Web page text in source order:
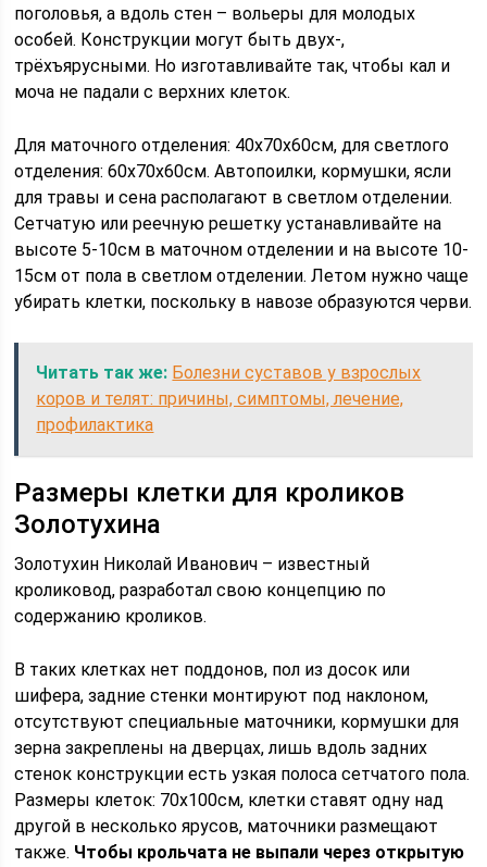
поголовья, а вдоль стен – вольеры для молодых
особей. Конструкции могут быть двух-,
трёхъярусными. Но изготавливайте так, чтобы кал и
моча не падали с верхних клеток.
Для маточного отделения: 40х70х60см, для светлого
отделения: 60х70х60см. Автопоилки, кормушки, ясли
для травы и сена располагают в светлом отделении.
Сетчатую или реечную решетку устанавливайте на
высоте 5-10см в маточном отделении и на высоте 10-
15см от пола в светлом отделении. Летом нужно чаще
убирать клетки, поскольку в навозе образуются черви.
Читать так же: Болезни суставов у взрослых
коров и телят: причины, симптомы, лечение,
профилактика
Размеры клетки для кроликов
Золотухина
Золотухин Николай Иванович – известный
кроликовод, разработал свою концепцию по
содержанию кроликов.
В таких клетках нет поддонов, пол из досок или
шифера, задние стенки монтируют под наклоном,
отсутствуют специальные маточники, кормушки для
зерна закреплены на дверцах, лишь вдоль задних
стенок конструкции есть узкая полоса сетчатого пола.
Размеры клеток: 70х100см, клетки ставят одну над
другой в несколько ярусов, маточники размещают
также. Чтобы крольчата не выпали через открытую